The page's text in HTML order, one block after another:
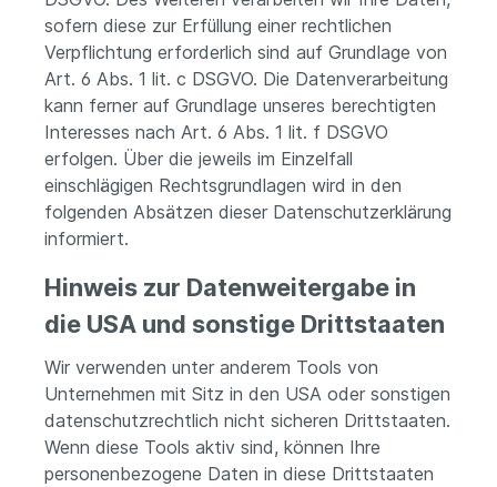
sofern diese zur Erfüllung einer rechtlichen
Verpflichtung erforderlich sind auf Grundlage von
Art. 6 Abs. 1 lit. c DSGVO. Die Datenverarbeitung
kann ferner auf Grundlage unseres berechtigten
Interesses nach Art. 6 Abs. 1 lit. f DSGVO
erfolgen. Über die jeweils im Einzelfall
einschlägigen Rechtsgrundlagen wird in den
folgenden Absätzen dieser Datenschutzerklärung
informiert.
Hinweis zur Datenweitergabe in
die USA und sonstige Drittstaaten
Wir verwenden unter anderem Tools von
Unternehmen mit Sitz in den USA oder sonstigen
datenschutzrechtlich nicht sicheren Drittstaaten.
Wenn diese Tools aktiv sind, können Ihre
personenbezogene Daten in diese Drittstaaten